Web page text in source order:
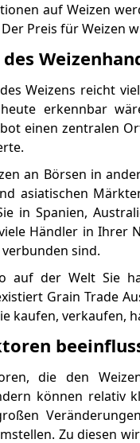
auf Weizen
Preis für Weizen
Weizens reicht
erkennbar
einen zentralen
an Börsen in
asiatischen
in Spanien,
Händler in Ihrer
sind.
auf der Welt Sie
Grain Trade
kaufen, verkaufen,
die den
können relativ
Zu diesen